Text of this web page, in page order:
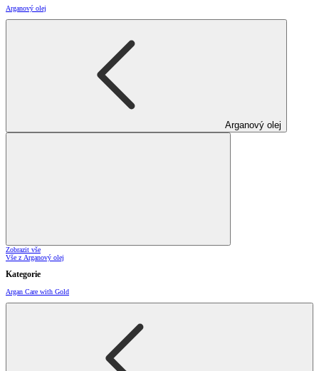
Arganový olej
Arganový olej
Zobrazit vše
Vše z Arganový olej
Kategorie
Argan Care with Gold